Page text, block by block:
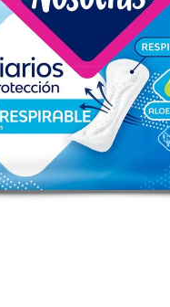
retinol
tintura